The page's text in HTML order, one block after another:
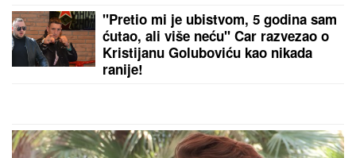
VEZE, a svi u čudu KOLIKO JE ONA
ZAPRAVO MLAĐA OD NJEGA!